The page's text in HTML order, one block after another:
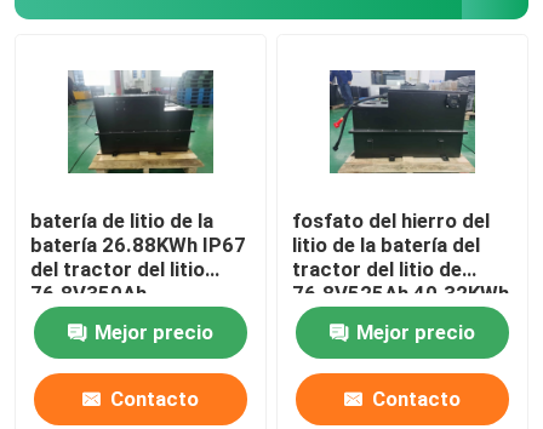
Excavador Battery
Batería de litio del carro de golf
Batería de litio del cortacésped
Batería del avellanador
Batería de litio del taladro eléctrico
Célula de batería de litio
batería de litio de la
batería 26.88KWh IP67
del tractor del litio
76.8V350Ah
Mejor precio
Contacto
fosfato del hierro del
litio de la batería del
tractor del litio de
76.8V525Ah 40.32KWh
Mejor precio
Contacto